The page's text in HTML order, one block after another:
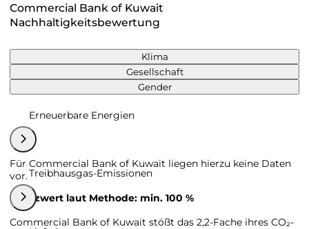
Commercial Bank of Kuwait
Nachhaltigkeitsbewertung
Klima
Gesellschaft
Gender
Erneuerbare Energien
Für Commercial Bank of Kuwait liegen hierzu keine Daten
vor.
Grenzwert laut Methode: min. 100 %
Treibhausgas-Emissionen
Commercial Bank of Kuwait stößt das 2,2-Fache ihres CO₂-